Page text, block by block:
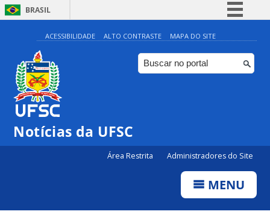
BRASIL
Simplifique!
Comunica BR
Participe
ACESSIBILIDADE ALTO CONTRASTE MAPA DO SITE
Notícias da UFSC
Área Restrita Administradores do Site
MENU